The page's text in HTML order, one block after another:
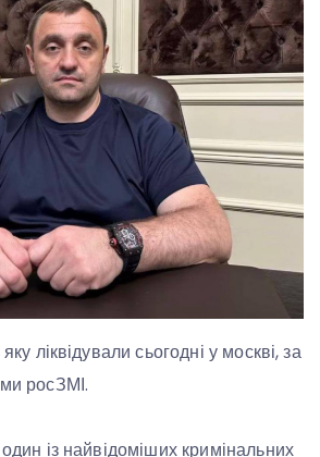
ліквідували сьогодні у москві, за
росЗМІ.
із найвідоміших кримінальних